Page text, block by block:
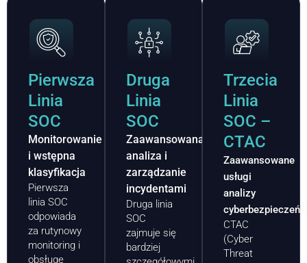
Pierwsza
Linia
SOC
Monitorowanie
i wstępna
klasyfikacja
Pierwsza
linia SOC
odpowiada
za rutynowy
monitoring i
obsługę
Druga
Linia
SOC
Zaawansowana
analiza i
zarządzanie
incydentami
Druga linia
SOC
zajmuje się
bardziej
Trzecia
Linia
SOC –
CTAC
Zaawansowane
usługi
analizy
CTAC
(Cyber
Threat